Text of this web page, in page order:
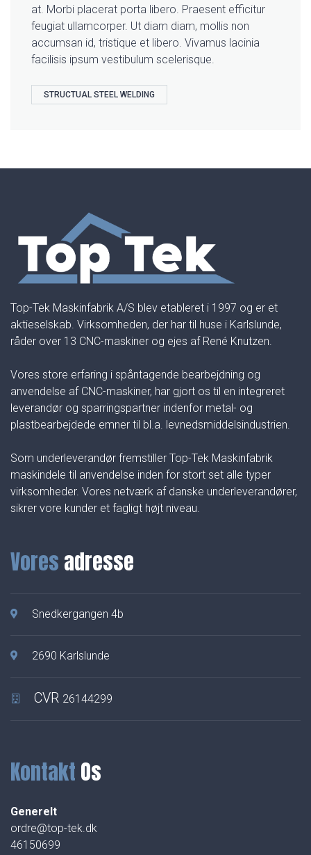
at. Morbi placerat porta libero. Praesent efficitur
feugiat ullamcorper. Ut diam diam, mollis non
accumsan id, tristique et libero. Vivamus lacinia
facilisis ipsum vestibulum scelerisque.
STRUCTUAL STEEL WELDING
Top-Tek Maskinfabrik A/S blev etableret i 1997 og er et
aktieselskab. Virksomheden, der har til huse i Karlslunde,
råder over 13 CNC-maskiner og ejes af René Knutzen.
Vores store erfaring i spåntagende bearbejdning og
anvendelse af CNC-maskiner, har gjort os til en integreret
leverandør og sparringspartner indenfor metal- og
plastbearbejdede emner til bl.a. levnedsmiddelsindustrien.
Som underleverandør fremstiller Top-Tek Maskinfabrik
maskindele til anvendelse inden for stort set alle typer
virksomheder. Vores netværk af danske underleverandører,
sikrer vore kunder et fagligt højt niveau.
Vores adresse
Snedkergangen 4b
2690 Karlslunde
CVR 26144299
Kontakt Os
Generelt
ordre@top-tek.dk
46150699